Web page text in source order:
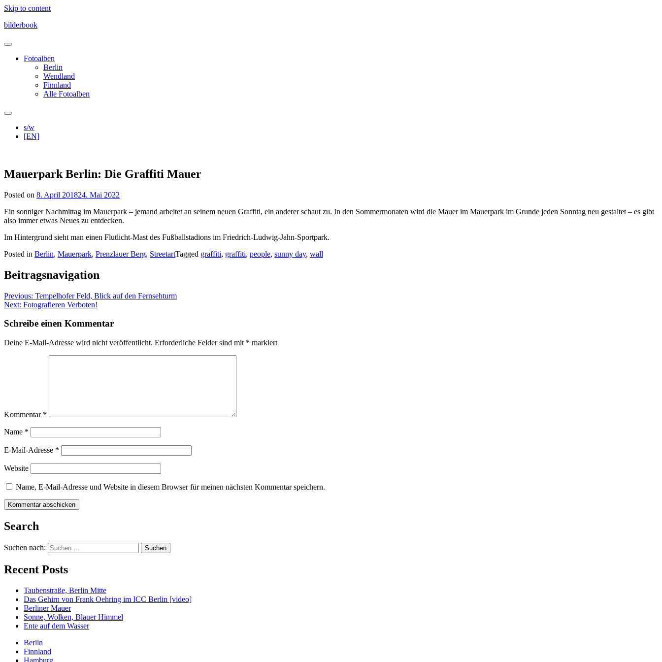
Skip to content
bilderbook
Fotoalben
Berlin
Wendland
Finnland
Alle Fotoalben
s/w
[EN]
Mauerpark Berlin: Die Graffiti Mauer
Posted on 8. April 201824. Mai 2022
Ein sonniger Nachmittag im Mauerpark – jemand arbeitet an seinem neuen Graffiti, ein anderer schaut zu. In den Sommermonaten wird die Mauer im Mauerpark im Grunde jeden Sonntag neu gestaltet – es gibt
also immer etwas Neues zu entdecken.
Im Hintergrund sieht man einen Flutlicht-Mast des Fußballstadions im Friedrich-Ludwig-Jahn-Sportpark.
Posted in Berlin, Mauerpark, Prenzlauer Berg, StreetartTagged graffiti, graffiti, people, sunny day, wall
Beitragsnavigation
Previous: Tempelhofer Feld, Blick auf den Fernsehturm
Next: Fotografieren Verboten!
Schreibe einen Kommentar
Deine E-Mail-Adresse wird nicht veröffentlicht. Erforderliche Felder sind mit * markiert
Kommentar *
Name *
E-Mail-Adresse *
Website
Name, E-Mail-Adresse und Website in diesem Browser für meinen nächsten Kommentar speichern.
Search
Suchen nach:
Recent Posts
Taubenstraße, Berlin Mitte
Das Gehirn von Frank Oehring im ICC Berlin [video]
Berliner Mauer
Sonne, Wolken, Blauer Himmel
Ente auf dem Wasser
Berlin
Finnland
Hamburg